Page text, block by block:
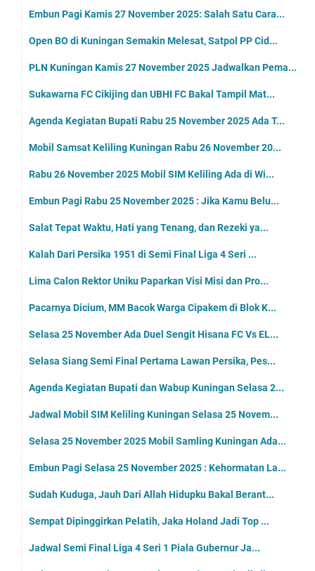
Embun Pagi Kamis 27 November 2025: Salah Satu Cara...
Open BO di Kuningan Semakin Melesat, Satpol PP Cid...
PLN Kuningan Kamis 27 November 2025 Jadwalkan Pema...
Sukawarna FC Cikijing dan UBHI FC Bakal Tampil Mat...
Agenda Kegiatan Bupati Rabu 25 November 2025 Ada T...
Mobil Samsat Keliling Kuningan Rabu 26 November 20...
Rabu 26 November 2025 Mobil SIM Keliling Ada di Wi...
Embun Pagi Rabu 25 November 2025 : Jika Kamu Belu...
Salat Tepat Waktu, Hati yang Tenang, dan Rezeki ya...
Kalah Dari Persika 1951 di Semi Final Liga 4 Seri ...
Lima Calon Rektor Uniku Paparkan Visi Misi dan Pro...
Pacarnya Dicium, MM Bacok Warga Cipakem di Blok K...
Selasa 25 November Ada Duel Sengit Hisana FC Vs EL...
Selasa Siang Semi Final Pertama Lawan Persika, Pes...
Agenda Kegiatan Bupati dan Wabup Kuningan Selasa 2...
Jadwal Mobil SIM Keliling Kuningan Selasa 25 Novem...
Selasa 25 November 2025 Mobil Samling Kuningan Ada...
Embun Pagi Selasa 25 November 2025 : Kehormatan La...
Sudah Kuduga, Jauh Dari Allah Hidupku Bakal Berant...
Sempat Dipinggirkan Pelatih, Jaka Holand Jadi Top ...
Jadwal Semi Final Liga 4 Seri 1 Piala Gubernur Ja...